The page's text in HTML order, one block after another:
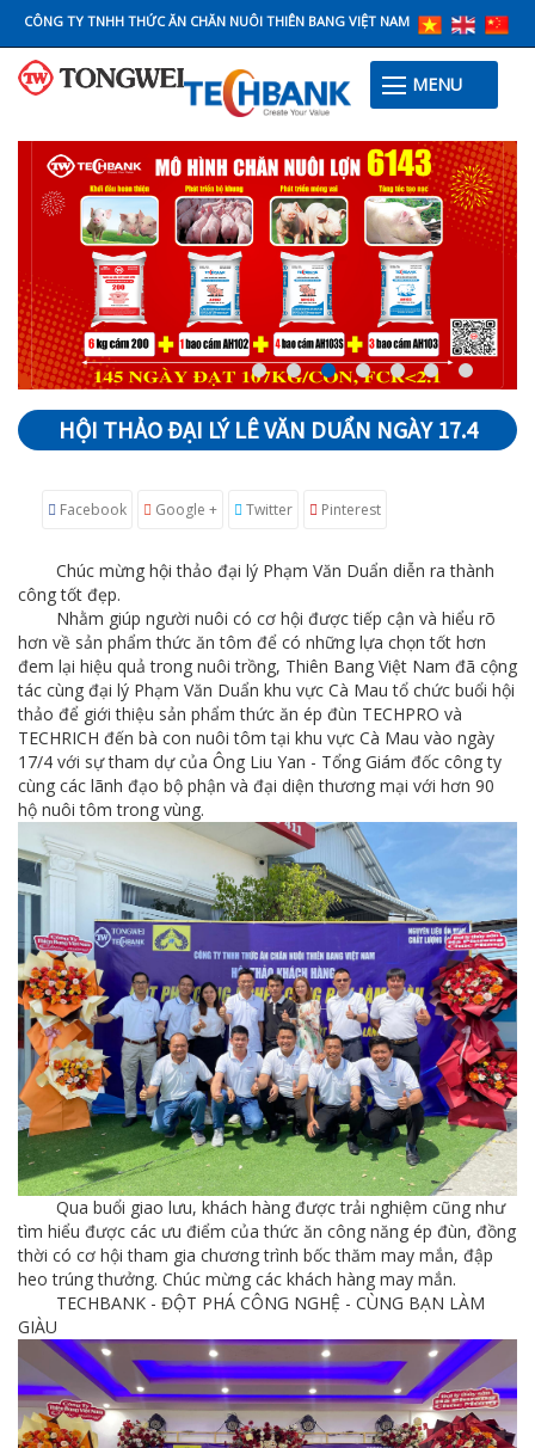
CÔNG TY TNHH THỨC ĂN CHĂN NUÔI THIÊN BANG VIỆT NAM
MENU
HỘI THẢO ĐẠI LÝ LÊ VĂN DUẨN NGÀY 17.4
Facebook Google + Twitter Pinterest
Chúc mừng hội thảo đại lý Phạm Văn Duẩn diễn ra thành
công tốt đẹp.
Nhằm giúp người nuôi có cơ hội được tiếp cận và hiểu rõ
hơn về sản phẩm thức ăn tôm để có những lựa chọn tốt hơn
đem lại hiệu quả trong nuôi trồng, Thiên Bang Việt Nam đã cộng
tác cùng đại lý Phạm Văn Duẩn khu vực Cà Mau tổ chức buổi hội
thảo để giới thiệu sản phẩm thức ăn ép đùn TECHPRO và
TECHRICH đến bà con nuôi tôm tại khu vực Cà Mau vào ngày
17/4 với sự tham dự của Ông Liu Yan - Tổng Giám đốc công ty
cùng các lãnh đạo bộ phận và đại diện thương mại với hơn 90
hộ nuôi tôm trong vùng.
Qua buổi giao lưu, khách hàng được trải nghiệm cũng như
tìm hiểu được các ưu điểm của thức ăn công năng ép đùn, đồng
thời có cơ hội tham gia chương trình bốc thăm may mắn, đập
heo trúng thưởng. Chúc mừng các khách hàng may mắn.
TECHBANK - ĐỘT PHÁ CÔNG NGHỆ - CÙNG BẠN LÀM
GIÀU